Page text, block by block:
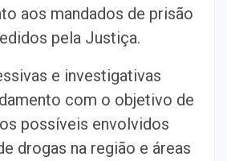
aos mandados de prisão
pela Justiça.
e investigativas
com o objetivo de
possíveis envolvidos
drogas na região e áreas